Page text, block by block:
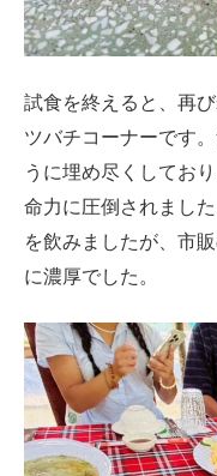
試食を終えると、再
ツバチコーナーです
うに埋め尽くしてお
命力に圧倒されまし
を飲みましたが、市
に濃厚でした。